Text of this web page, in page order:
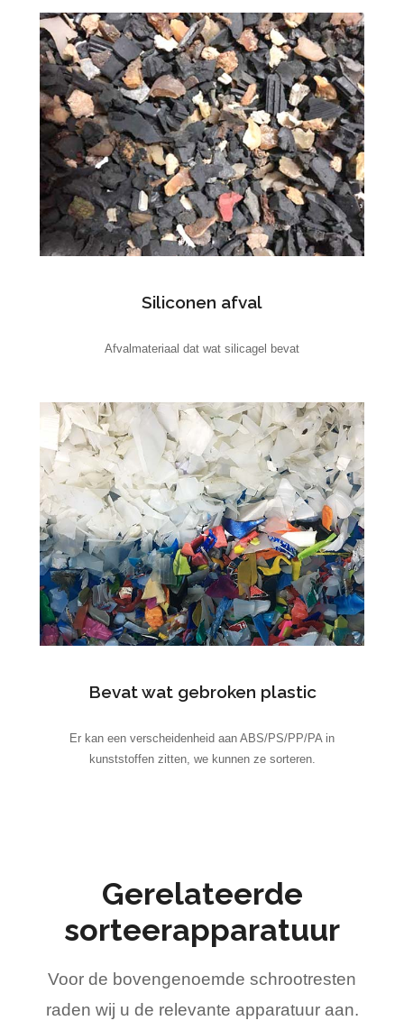
Siliconen afval
Afvalmateriaal dat wat silicagel bevat
Bevat wat gebroken plastic
Er kan een verscheidenheid aan ABS/PS/PP/PA in
kunststoffen zitten, we kunnen ze sorteren.
Gerelateerde
sorteerapparatuur
Voor de bovengenoemde schrootresten
raden wij u de relevante apparatuur aan.